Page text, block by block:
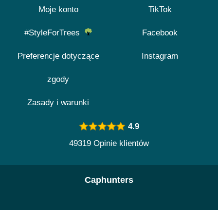
Moje konto
#StyleForTrees
Preferencje dotyczące
zgody
Zasady i warunki
TikTok
Facebook
Instagram
4.9
49319 Opinie klientów
Caphunters